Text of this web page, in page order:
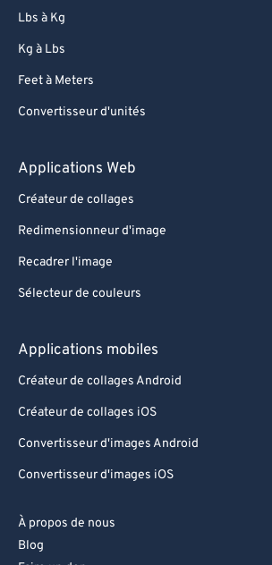
Lbs à Kg
Kg à Lbs
Feet à Meters
Convertisseur d'unités
Applications Web
Créateur de collages
Redimensionneur d'image
Recadrer l'image
Sélecteur de couleurs
Applications mobiles
Créateur de collages Android
Créateur de collages iOS
Convertisseur d'images Android
Convertisseur d'images iOS
À propos de nous
Blog